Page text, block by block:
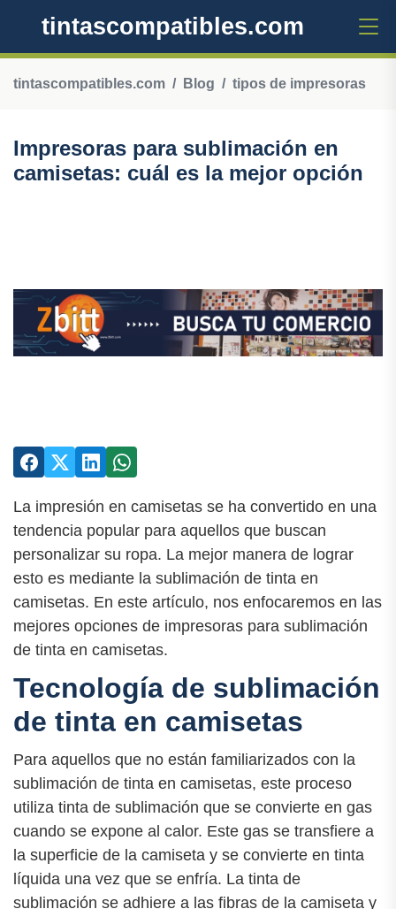
tintascompatibles.com
tintascompatibles.com Blog tipos de impresoras
Impresoras para sublimación en
camisetas: cuál es la mejor opción
La impresión en camisetas se ha convertido en una
tendencia popular para aquellos que buscan
personalizar su ropa. La mejor manera de lograr
esto es mediante la sublimación de tinta en
camisetas. En este artículo, nos enfocaremos en las
mejores opciones de impresoras para sublimación
de tinta en camisetas.
Tecnología de sublimación
de tinta en camisetas
Para aquellos que no están familiarizados con la
sublimación de tinta en camisetas, este proceso
utiliza tinta de sublimación que se convierte en gas
cuando se expone al calor. Este gas se transfiere a
la superficie de la camiseta y se convierte en tinta
líquida una vez que se enfría. La tinta de
sublimación se adhiere a las fibras de la camiseta y